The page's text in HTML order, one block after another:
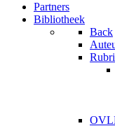
Partners
Bibliotheek
Back